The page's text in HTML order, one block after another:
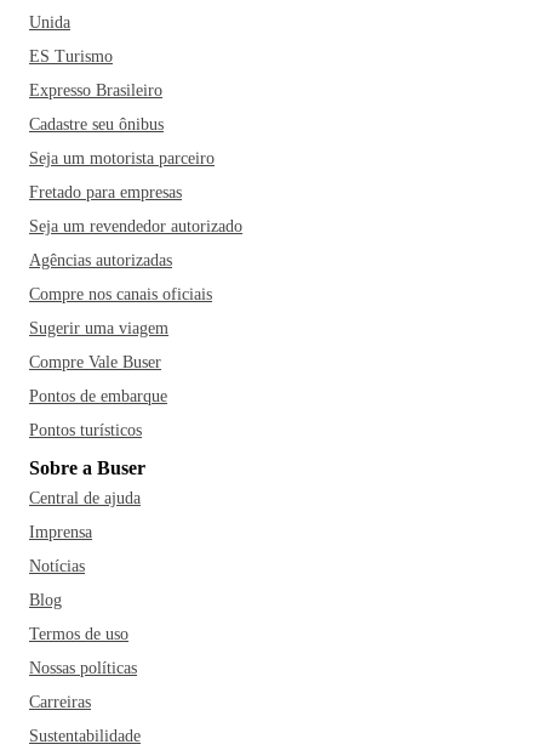
Unida
ES Turismo
Expresso Brasileiro
Cadastre seu ônibus
Seja um motorista parceiro
Fretado para empresas
Seja um revendedor autorizado
Agências autorizadas
Compre nos canais oficiais
Sugerir uma viagem
Compre Vale Buser
Pontos de embarque
Pontos turísticos
Sobre a Buser
Central de ajuda
Imprensa
Notícias
Blog
Termos de uso
Nossas políticas
Carreiras
Sustentabilidade